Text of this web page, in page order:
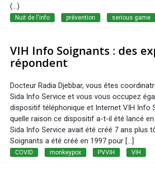
(...)
Nuit de l'info prévention serious game
VIH Info Soignants : des
répondent
Docteur Radia Djebbar, vous êtes
Sida Info Service et vous vous occupez
dispositif téléphonique et Internet VIH Info
quelle raison ce dispositif a-t-il été lancé
Sida Info Service avait été créé 7 ans plus
Soignants a été créé en 1997 pour […]
COVID monkeypox PVVIH VIH